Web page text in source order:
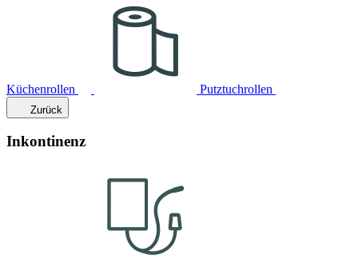
Küchenrollen Putztuchrollen
Zurück
Inkontinenz